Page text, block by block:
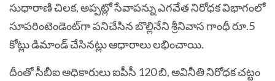
సుధారాణి చిలక, అప్పట్లో సేవాపన్ను ఎగవేత నిరోధక విభాగంలో
సూపరింటెండెంట్‌గా పనిచేసిన బొల్లినేని శ్రీనివాస గాంధీ రూ.5
కోట్లు డిమాండ్‌ చేసినట్లు ఆధారాలు లభించాయి.
దీంతో సీబీఐ అధికారులు ఐపీసీ 120 బి, అవినీతి నిరోధక చట్టం